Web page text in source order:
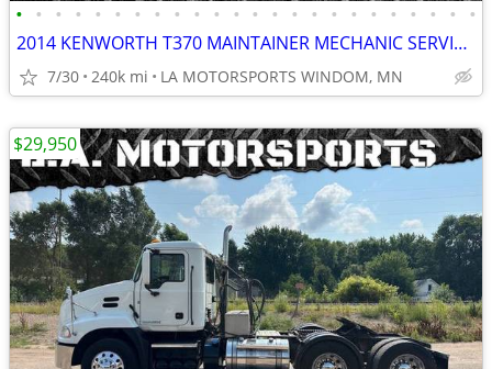
• • • • • • • • • • • • • • • • • • • • • • • •
2014 KENWORTH T370 MAINTAINER MECHANIC SERVICE TRUCK W/MILLER ENPAK
7/30 240k mi LA MOTORSPORTS WINDOM, MN
$29,950